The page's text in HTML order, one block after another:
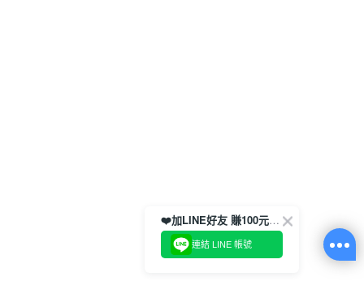
❤️加LINE好友 賺100元券！
連結 LINE 帳號